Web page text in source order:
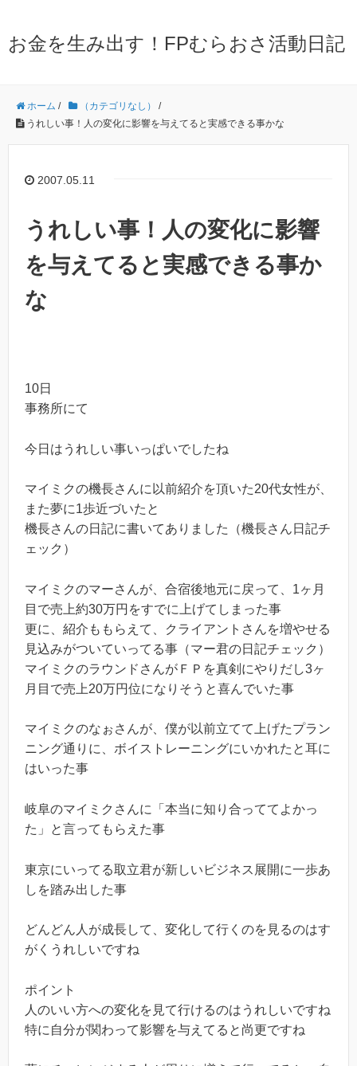
お金を生み出す！FPむらおさ活動日記
ホーム / （カテゴリなし）
/
うれしい事！人の変化に影響を与えてると実感できる事かな
2007.05.11
うれしい事！人の変化に影響
を与えてると実感できる事か
な
10日
事務所にて
今日はうれしい事いっぱいでしたね
マイミクの機長さんに以前紹介を頂いた20代女性が、
また夢に1歩近づいたと
機長さんの日記に書いてありました（機長さん日記チ
ェック）
マイミクのマーさんが、合宿後地元に戻って、1ヶ月
目で売上約30万円をすでに上げてしまった事
更に、紹介ももらえて、クライアントさんを増やせる
見込みがついていってる事（マー君の日記チェック）
マイミクのラウンドさんがＦＰを真剣にやりだし3ヶ
月目で売上20万円位になりそうと喜んでいた事
マイミクのなぉさんが、僕が以前立てて上げたプラン
ニング通りに、ボイストレーニングにいかれたと耳に
はいった事
岐阜のマイミクさんに「本当に知り合っててよかっ
た」と言ってもらえた事
東京にいってる取立君が新しいビジネス展開に一歩あ
しを踏み出した事
どんどん人が成長して、変化して行くのを見るのはす
がくうれしいですね
ポイント
人のいい方への変化を見て行けるのはうれしいですね
特に自分が関わって影響を与えてると尚更ですね